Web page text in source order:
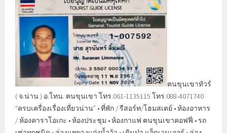
ฅนขุนเขาทัวร์
( จ.น่าน ) อ.โทน. ฅนขุนเขา โทร.061-1135115 โทร.088-4071740
“ครบเครื่องเรื่องเที่ยวน่าน” • ที่พัก / รีสอร์ท/โฮมสเตย์ • ห้องอาหาร
/ ห้องคาราโอเกะ • ห้องประชุม • ห้องกาแฟ ฅนขุนเขาคอฟฟี่ • รถ